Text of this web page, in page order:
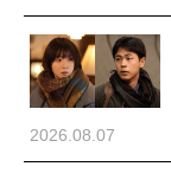
2026.08.07